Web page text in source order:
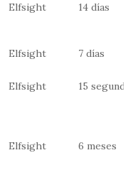
Elfsight 14 días
Elfsight 7 días
Elfsight 15 segundos
Elfsight 6 meses